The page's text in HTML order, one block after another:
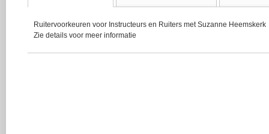
Ruitervoorkeuren voor Instructeurs en Ruiters met Suzanne Heemskerk
Zie details voor meer informatie